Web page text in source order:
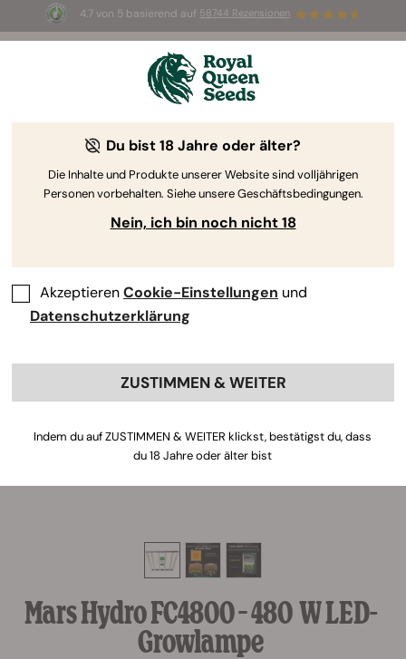
4.7 von 5 basierend auf 58744 Rezensionen
3 White Widow Auto SamenKOSTENLOS für die
Mars Hydro FC4800 – 480 W LED-
Growlampe
Du bist 18 Jahre oder älter?
Die Inhalte und Produkte unserer Website sind volljährigen
Personen vorbehalten. Siehe unsere Geschäftsbedingungen.
Nein, ich bin noch nicht 18
AkzeptierenCookie-Einstellungen und
Datenschutzerklärung
ZUSTIMMEN & WEITER
Indem du auf ZUSTIMMEN & WEITER klickst, bestätigst du, dass
du 18 Jahre oder älter bist